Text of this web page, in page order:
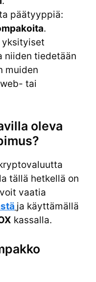
päätyyppiä:
.
niiden tiedetään
muiden
tai
oleva
tällä hetkellä on
vaatia
ja käyttämällä
kassalla.